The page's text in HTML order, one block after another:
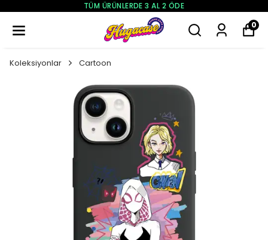
250₺ VE ÜZERI ÜCRETSIZ KARGO
0
Koleksiyonlar Cartoon